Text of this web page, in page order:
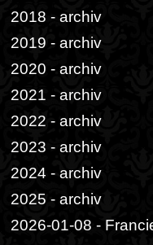
2018 - archiv
2019 - archiv
2020 - archiv
2021 - archiv
2022 - archiv
2023 - archiv
2024 - archiv
2025 - archiv
2026-01-08 -